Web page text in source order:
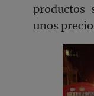
productos
unos